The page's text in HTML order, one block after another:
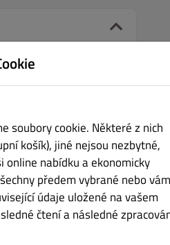
Kč 268.00
soubory cookie. Některé z nich
košík), jiné nejsou nezbytné,
nabídku a ekonomicky
předem vybrané nebo
údaje uložené na vašem
čtení a následné